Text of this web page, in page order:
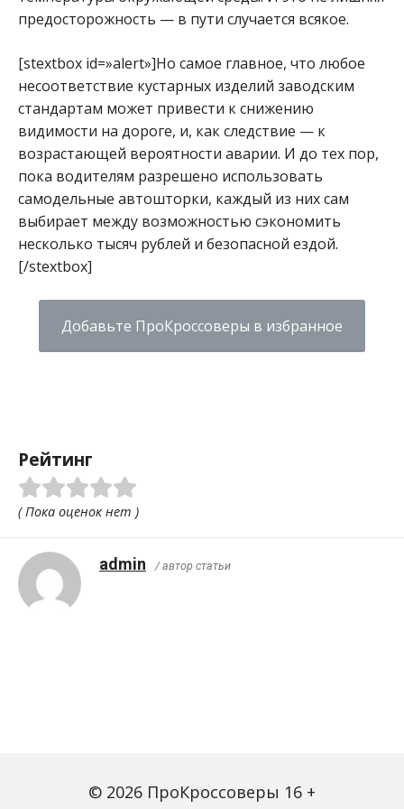
предосторожность — в пути случается всякое.
[stextbox id=»alert»]Но самое главное, что любое
несоответствие кустарных изделий заводским
стандартам может привести к снижению
видимости на дороге, и, как следствие — к
возрастающей вероятности аварии. И до тех пор,
пока водителям разрешено использовать
самодельные автошторки, каждый из них сам
выбирает между возможностью сэкономить
несколько тысяч рублей и безопасной ездой.
[/stextbox]
Добавьте ПроКроссоверы в избранное
Рейтинг
( Пока оценок нет )
admin / автор статьи
© 2026 ПроКроссоверы 16 +